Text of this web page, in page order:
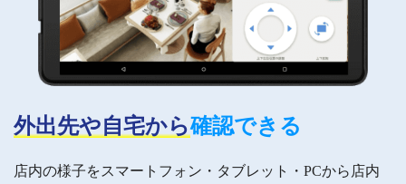
外出先や自宅から確認できる
店内の様子をスマートフォン・タブレット・PCから店内